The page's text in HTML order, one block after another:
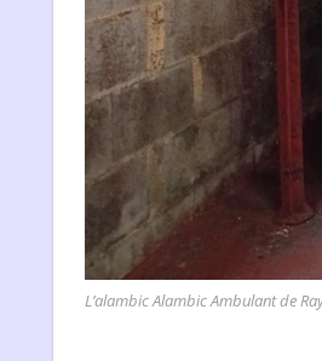
L’alambic Alambic Ambulant de